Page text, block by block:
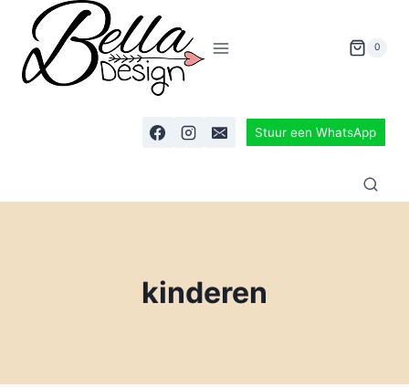
0
Stuur een WhatsApp
kinderen